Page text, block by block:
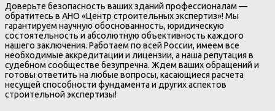
Доверьте безопасность ваших зданий профессионалам —
обратитесь в АНО «Центр строительных экспертиз»! Мы
гарантируем научную обоснованность, юридическую
состоятельность и абсолютную объективность каждого
нашего заключения. Работаем по всей России, имеем все
необходимые аккредитации и лицензии, а наша репутация в
судебном сообществе безупречна. Ждем ваших обращений и
готовы ответить на любые вопросы, касающиеся расчета
несущей способности фундамента и других аспектов
строительной экспертизы!